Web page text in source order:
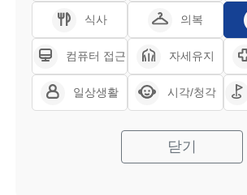
식사 의복
컴퓨터 접근 자세유지
일상생활 시각/청각
닫기